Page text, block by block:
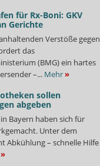
für Rx-Boni: GKV
Gerichte
Verstöße gegen
das
(BMG) ein hartes
–... Mehr»
sollen
abgeben
Bayern haben sich für
Unter dem
Abkühlung – schnelle Hilfe
»